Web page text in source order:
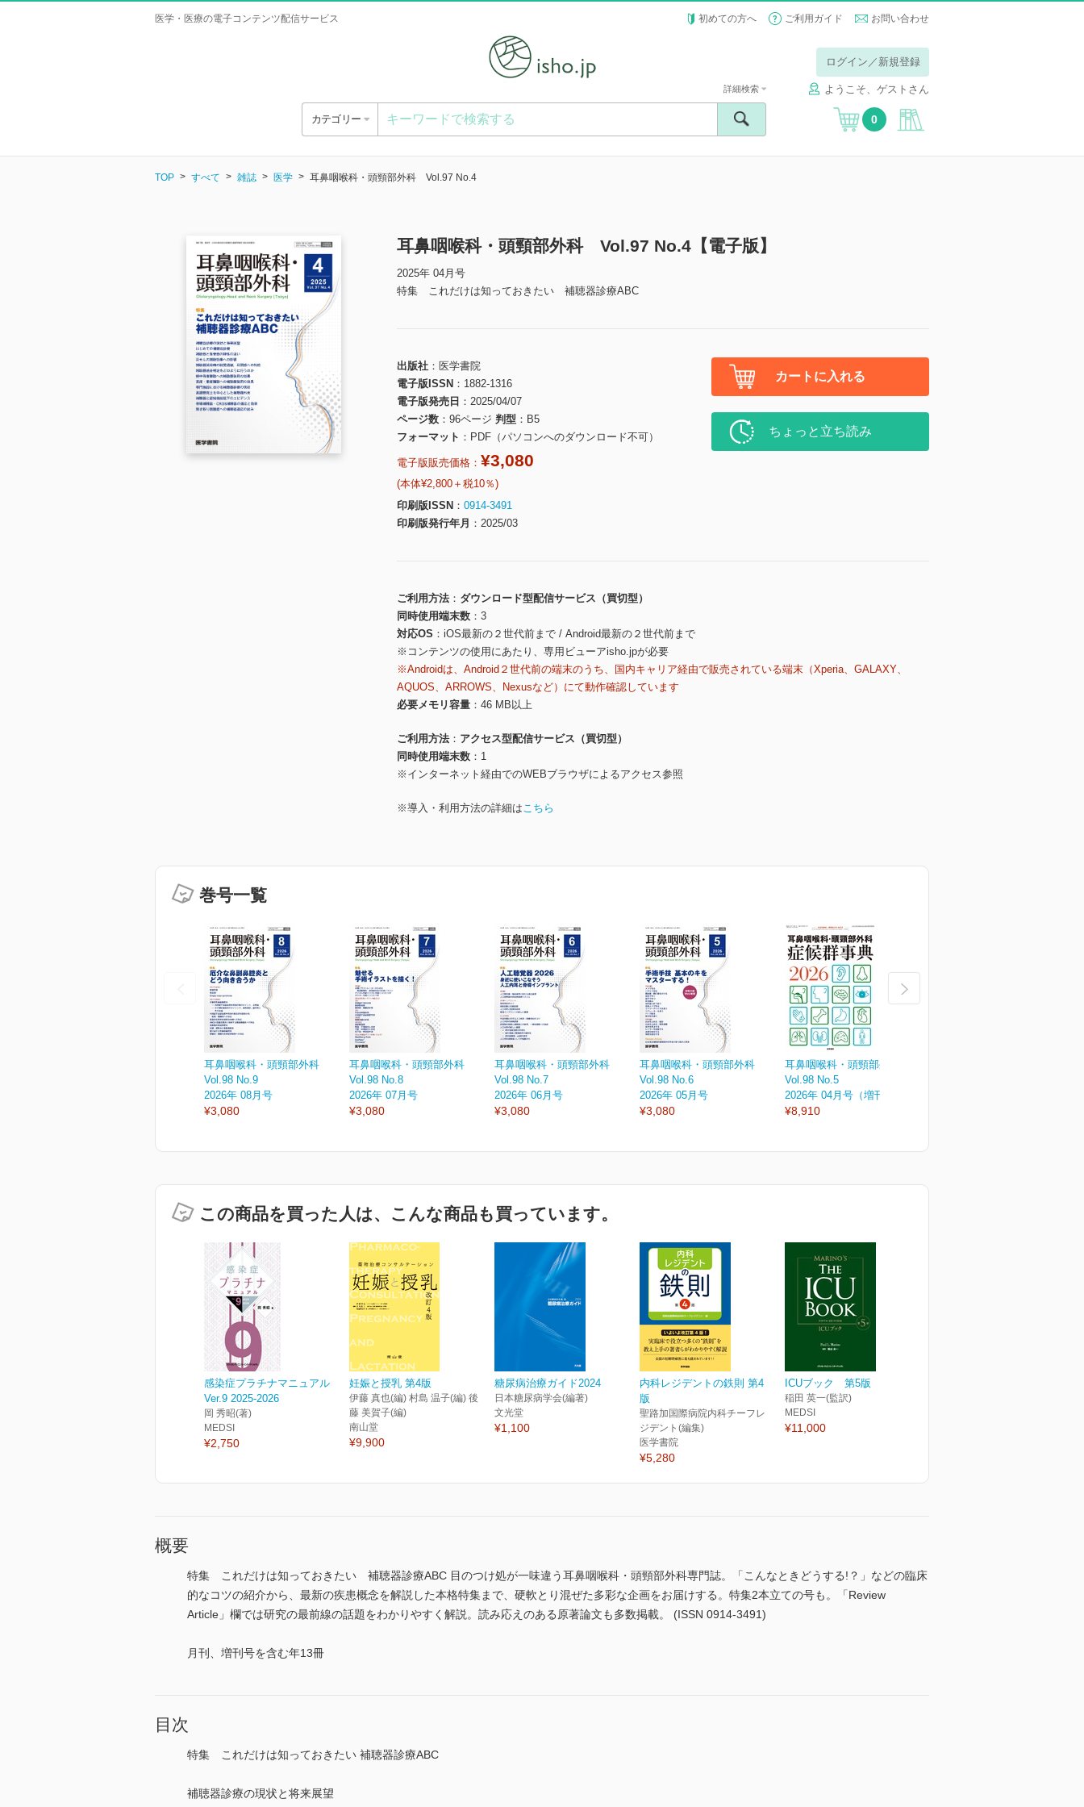
医学・医療の電子コンテンツ配信サービス 初めての方へ ご利用ガイド お問い合わせ
ログイン／新規登録
ようこそ、ゲストさん
カテゴリー
詳細検索
0
TOP すべて 雑誌 医学 耳鼻咽喉科・頭頸部外科 Vol.97 No.4
耳鼻咽喉科・頭頸部外科 Vol.97 No.4【電子版】
2025年 04月号
特集 これだけは知っておきたい 補聴器診療ABC
出版社
医学書院
電子版ISSN
1882-1316
電子版発売日
2025/04/07
ページ数
96ページ 判型
B5
フォーマット
PDF（パソコンへのダウンロード不可）
電子版販売価格： ¥3,080
(本体¥2,800＋税10％)
印刷版ISSN
0914-3491
印刷版発行年月
2025/03
カートに入れる
ちょっと立ち読み
ご利用方法
ダウンロード型配信サービス（買切型）
同時使用端末数
3
対応OS
iOS最新の２世代前まで / Android最新の２世代前まで
※コンテンツの使用にあたり、専用ビューアisho.jpが必要
※Androidは、Android２世代前の端末のうち、国内キャリア経由で販売されている端末（Xperia、GALAXY、
AQUOS、ARROWS、Nexusなど）にて動作確認しています
必要メモリ容量
46 MB以上
ご利用方法
アクセス型配信サービス（買切型）
同時使用端末数
1
※インターネット経由でのWEBブラウザによるアクセス参照
※導入・利用方法の詳細はこちら
巻号一覧
耳鼻咽喉科・頭頸部外科
Vol.98 No.9
2026年 08月号
¥3,080
耳鼻咽喉科・頭頸部外科
Vol.98 No.8
2026年 07月号
¥3,080
耳鼻咽喉科・頭頸部外科
Vol.98 No.7
2026年 06月号
¥3,080
耳鼻咽喉科・頭頸部外科
Vol.98 No.6
2026年 05月号
¥3,080
耳鼻咽喉科・頭頸部外科
Vol.98 No.5
2026年 04月号（増刊号）
¥8,910
この商品を買った人は、こんな商品も買っています。
感染症プラチナマニュアル
Ver.9 2025-2026
岡 秀昭(著)
MEDSI
¥2,750
妊娠と授乳 第4版
伊藤 真也(編) 村島 温子(編) 後
藤 美賀子(編)
南山堂
¥9,900
糖尿病治療ガイド2024
日本糖尿病学会(編著)
文光堂
¥1,100
内科レジデントの鉄則 第4
版
聖路加国際病院内科チーフレ
ジデント(編集)
医学書院
¥5,280
ICUブック 第5版
稲田 英一(監訳)
MEDSI
¥11,000
概要
特集 これだけは知っておきたい 補聴器診療ABC 目のつけ処が一味違う耳鼻咽喉科・頭頸部外科専門誌。「こんなときどうする!？」などの臨床
的なコツの紹介から、最新の疾患概念を解説した本格特集まで、硬軟とり混ぜた多彩な企画をお届けする。特集2本立ての号も。「Review
Article」欄では研究の最前線の話題をわかりやすく解説。読み応えのある原著論文も多数掲載。 (ISSN 0914-3491)
月刊、増刊号を含む年13冊
目次
特集 これだけは知っておきたい 補聴器診療ABC
補聴器診療の現状と将来展望